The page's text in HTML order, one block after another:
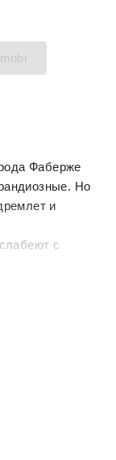
mobi
Фаберже
Но
и
с
исцелить